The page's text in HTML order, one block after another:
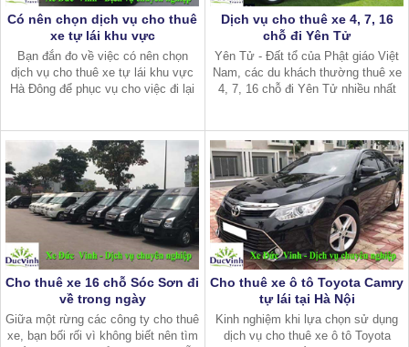
Có nên chọn dịch vụ cho thuê
xe tự lái khu vực
Bạn đắn đo về việc có nên chọn
dịch vụ cho thuê xe tự lái khu vực
Hà Đông để phục vụ cho việc đi lại
có cơ hội chiếc ô tô bản thân y
Dịch vụ cho thuê xe 4, 7, 16
chỗ đi Yên Tử
Yên Tử - Đất tổ của Phật giáo Việt
Nam, các du khách thường thuê xe
4, 7, 16 chỗ đi Yên Tử nhiều nhất
đã tìm được địa chỉ cho t
Cho thuê xe 16 chỗ Sóc Sơn đi
về trong ngày
Giữa một rừng các công ty cho thuê
xe, bạn bối rối vì không biết nên tìm
Cho thuê xe ô tô Toyota Camry
tự lái tại Hà Nội
Kinh nghiệm khi lựa chọn sử dụng
dịch vụ cho thuê xe ô tô Toyota